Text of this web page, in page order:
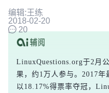
编辑:王练
2018-02-20
20
LinuxQuestions.org于2月
果，约1万人参与。2017
以18.17%得票率夺冠，